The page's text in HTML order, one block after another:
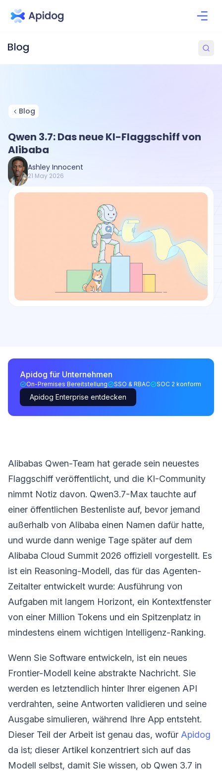
Blog
Qwen 3.7: Das neue KI-Flaggschiff von
Alibaba
Ashley Innocent
21 May 2026
Apidog für Unternehmen
On-Premises Bereitstellung SSO & RBAC SOC 2 konform
Apidog Enterprise entdecken
Alibabas Qwen-Team hat gerade sein neuestes
Flaggschiff veröffentlicht, und die KI-Community
nimmt Notiz davon. Qwen3.7-Max tauchte auf
einer öffentlichen Bestenliste auf, bevor jemand
außerhalb von Alibaba einen Namen dafür hatte,
und wurde dann wenige Tage später auf dem
Alibaba Cloud Summit 2026 offiziell vorgestellt. Es
ist ein Reasoning-Modell, das für das Agenten-
Zeitalter entwickelt wurde: Ausführung von
Aufgaben mit langem Horizont, ein Kontextfenster
von einer Million Tokens und ein Spitzenplatz in
mindestens einem wichtigen Intelligenz-Ranking.
Wenn Sie Software entwickeln, ist ein neues
Frontier-Modell keine abstrakte Nachricht. Sie
werden es letztendlich hinter Ihrer eigenen API
verdrahten, seine Antworten validieren und seine
Ausgabe simulieren, während Ihre App entsteht.
Dieser Teil der Arbeit ist genau das, wofür Apidog
da ist; dieser Artikel konzentriert sich auf das
Modell selbst, damit Sie wissen, ob Qwen 3.7 in